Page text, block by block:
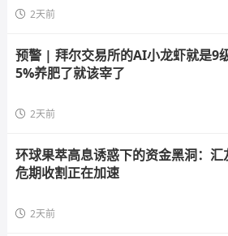
2天前
预警 | 拜尔交易所的AI小龙虾就是9
5%养肥了就该宰了
2天前
环球果萃高息诱惑下的资金黑洞：
危期收割正在加速
2天前